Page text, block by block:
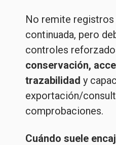
No remite registros
continuada, pero
controles
conservación,
trazabilidad y
exportación/
comprobaciones.
Cuándo suele